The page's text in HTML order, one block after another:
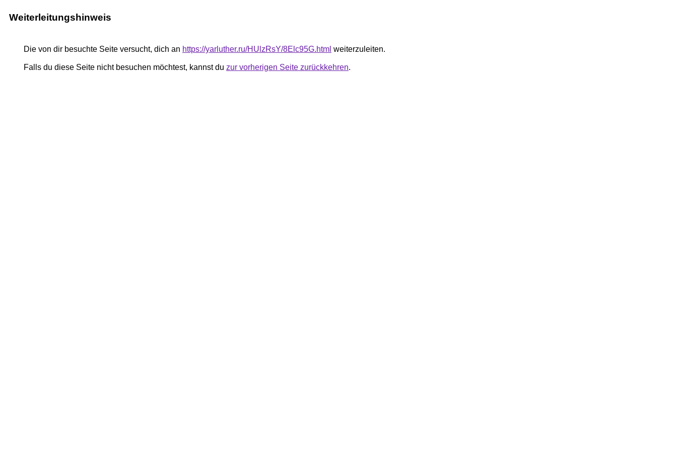
Weiterleitungshinweis
Die von dir besuchte Seite versucht, dich an https://yarluther.ru/HUlzRsY/8Elc95G.html weiterzuleiten.
Falls du diese Seite nicht besuchen möchtest, kannst du zur vorherigen Seite zurückkehren.